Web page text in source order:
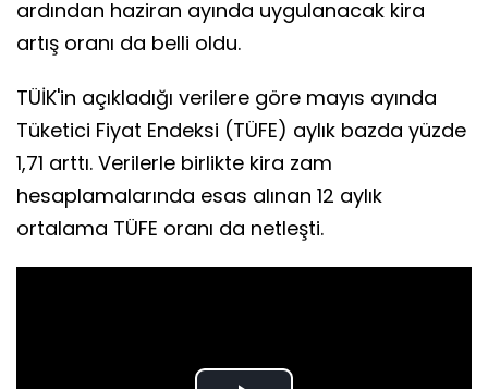
ardından haziran ayında uygulanacak kira
artış oranı da belli oldu.
TÜİK'in açıkladığı verilere göre mayıs ayında
Tüketici Fiyat Endeksi (TÜFE) aylık bazda yüzde
1,71 arttı. Verilerle birlikte kira zam
hesaplamalarında esas alınan 12 aylık
ortalama TÜFE oranı da netleşti.